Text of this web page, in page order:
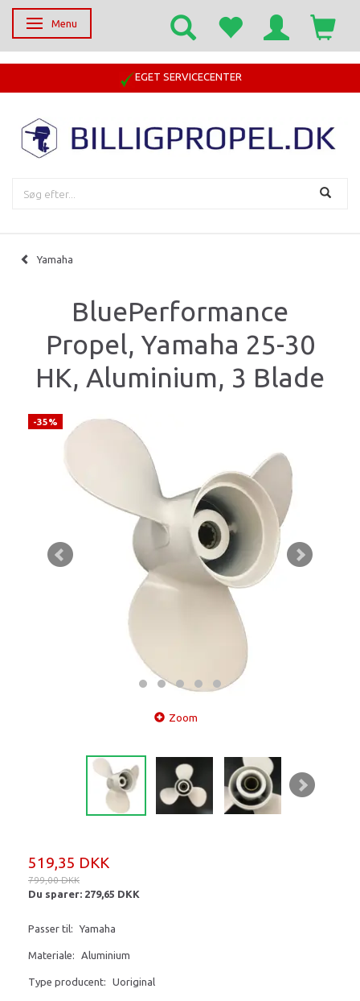
Skifte navigation
Menu
EGET SERVICECENTER
Yamaha
BluePerformance
Propel, Yamaha 25-30
HK, Aluminium, 3 Blade
-35%
Zoom
519,35 DKK
799,00 DKK
Du sparer: 279,65 DKK
Passer til: Yamaha
Materiale: Aluminium
Type producent: Uoriginal